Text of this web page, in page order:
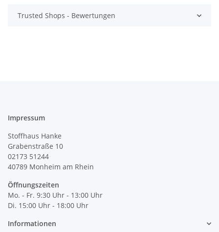
Trusted Shops - Bewertungen
Impressum
Stoffhaus Hanke
Grabenstraße 10
02173 51244
40789 Monheim am Rhein
Öffnungszeiten
Mo. - Fr. 9:30 Uhr - 13:00 Uhr
Di. 15:00 Uhr - 18:00 Uhr
Informationen